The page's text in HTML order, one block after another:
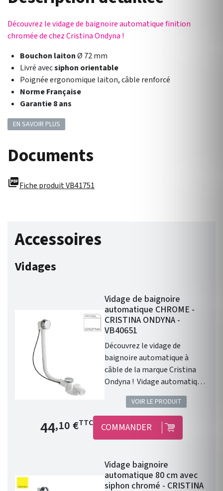
Découvrez le vidage de baignoire automatique finition
chromée de chez Cristina Ondyna !
Bouchon laitonØ 72 mm
Livré avecsiphon orientable
Poignée ergonomique laiton, câble renforcé
Norme Française
Garantie 8 ans
EN SAVOIR PLUS
Documents
picture_as_pdfFiche produit VB41751
Accessoires
Vidages
Vidage de baignoire
automatique CHROME -
CRISTINA ONDYNA -
VB40651
Découvrez le vidage de
baignoire automatique à
câble de la marque Cristina
Ondyna ! Vidage automatique
à cable . Bouchon Ø72 mm.
Livré avec siphon orientable .
Finition : Chromée . Garantie 8
ans .
VOIR LE PRODUIT
Prix de base
44,10 €TTC COMMANDER
Vidage baignoire
automatique 80 cm avec
siphon chromé - CRISTINA